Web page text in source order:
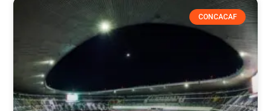
CONCACAF